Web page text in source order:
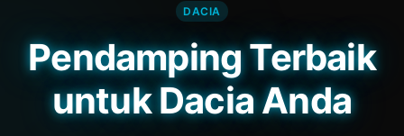
DACIA
Pendamping Terbaik
untuk Dacia Anda